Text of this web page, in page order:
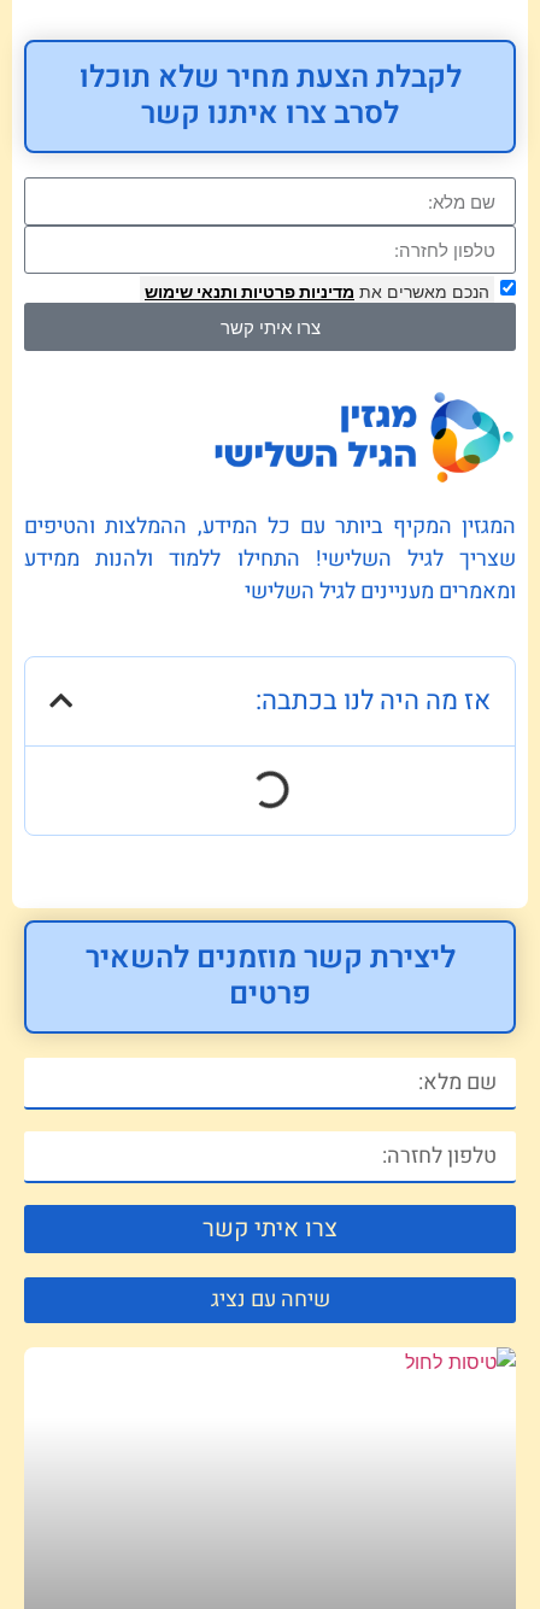
לקבלת הצעת מחיר שלא תוכלו
לסרב צרו איתנו קשר
הנכם מאשרים את מדיניות פרטיות ותנאי שימוש
צרו איתי קשר
המגזין המקיף ביותר עם כל המידע, ההמלצות והטיפים
שצריך לגיל השלישי! התחילו ללמוד ולהנות ממידע
ומאמרים מעניינים לגיל השלישי
אז מה היה לנו בכתבה:
ליצירת קשר מוזמנים להשאיר
פרטים
צרו איתי קשר
שיחה עם נציג